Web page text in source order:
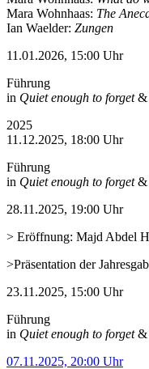
Mara Wohnhaas: The
Ian Waelder: Zungen
11.01.2026, 15:00 Uhr
Führung
in Quiet enough to forget&
2025
11.12.2025, 18:00 Uhr
Führung
in Quiet enough to forget&
28.11.2025, 19:00 Uhr
> Eröffnung: Majd Abdel
>Präsentation der
23.11.2025, 15:00 Uhr
Führung
in Quiet enough to forget&
07.11.2025, 20:00 Uhr